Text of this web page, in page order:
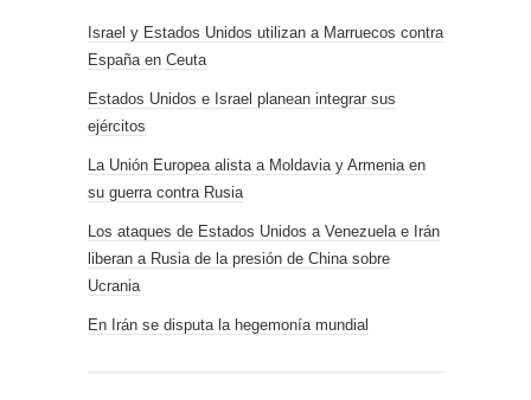
Israel y Estados Unidos utilizan a Marruecos contra
España en Ceuta
Estados Unidos e Israel planean integrar sus
ejércitos
La Unión Europea alista a Moldavia y Armenia en
su guerra contra Rusia
Los ataques de Estados Unidos a Venezuela e Irán
liberan a Rusia de la presión de China sobre
Ucrania
En Irán se disputa la hegemonía mundial